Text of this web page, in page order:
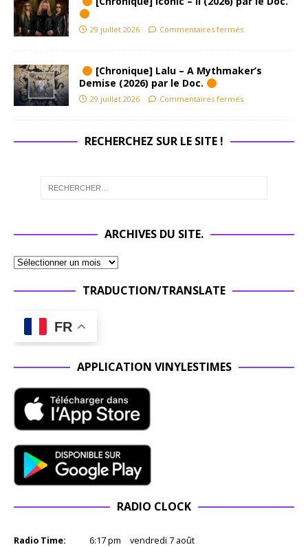
29 juillet 2026 Commentaires fermés
[Chronique] Lalu – A Mythmaker’s
Demise (2026) par le Doc.
29 juillet 2026 Commentaires fermés
RECHERCHEZ SUR LE SITE !
ARCHIVES DU SITE.
TRADUCTION/TRANSLATE
FR
APPLICATION VINYLESTIMES
RADIO CLOCK
Radio Time: 6:17pm vendredi 7 août